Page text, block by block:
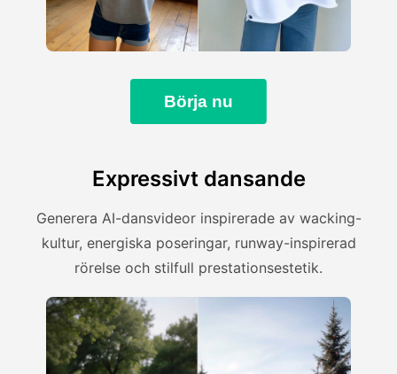
Börja nu
Expressivt dansande
Generera AI-dansvideor inspirerade av wacking-
kultur, energiska poseringar, runway-inspirerad
rörelse och stilfull prestationsestetik.